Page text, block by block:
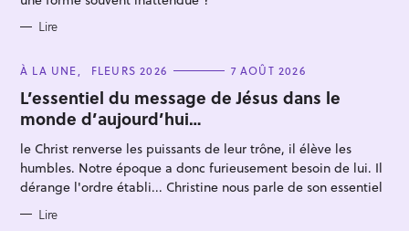
Lire
C
T
E
G
O
R
I
E
S
À LA UNE FLEURS 2026 7 AOÛT 2026
L’essentiel du message de Jésus dans le
monde d’aujourd’hui…
le Christ renverse les puissants de leur trône, il élève les
humbles. Notre époque a donc furieusement besoin de lui. Il
dérange l'ordre établi... Christine nous parle de son essentiel
Lire
R
c
h
e
c
h
e